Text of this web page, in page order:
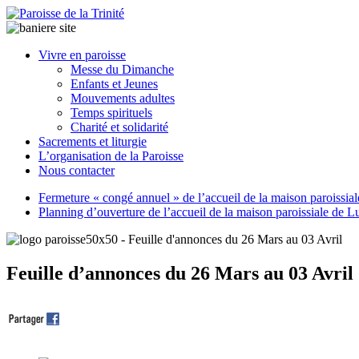
Vivre en paroisse
Messe du Dimanche
Enfants et Jeunes
Mouvements adultes
Temps spirituels
Charité et solidarité
Sacrements et liturgie
L’organisation de la Paroisse
Nous contacter
Fermeture « congé annuel » de l’accueil de la maison
Planning d’ouverture de l’accueil de la maison paroissiale de
Feuille d’annonces du 26 Mars au 03 Avril